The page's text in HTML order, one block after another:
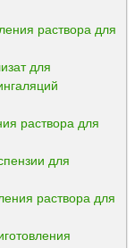
раствора для
для
раствора для
для
раствора для